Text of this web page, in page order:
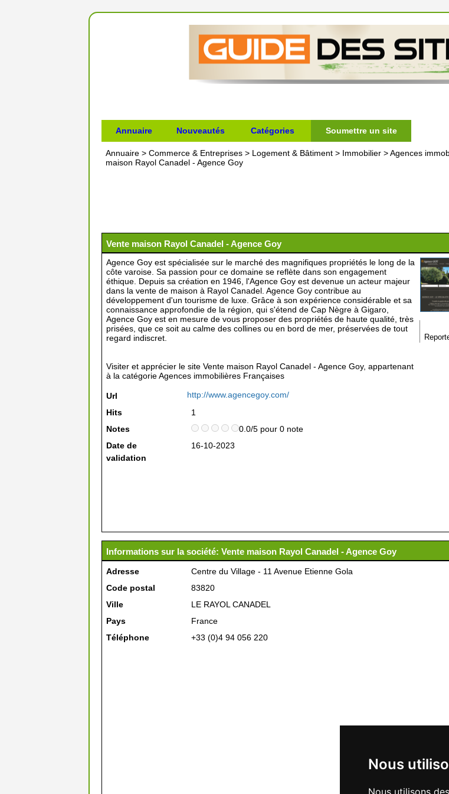
Nous
Nous utilisons
Annuaire Nouveautés Catégories Soumettre un site
Annuaire > Commerce & Entreprises > Logement & Bâtiment > Immobilier >Agences
maison Rayol Canadel - Agence Goy
Vente maison Rayol Canadel - Agence Goy
Agence Goy est spécialisée sur le marché des magnifiques propriétés le long de la
côte varoise. Sa passion pour ce domaine se reflète dans son engagement
éthique. Depuis sa création en 1946, l'Agence Goy est devenue un acteur majeur
dans la vente de maison à Rayol Canadel. Agence Goy contribue au
développement d'un tourisme de luxe. Grâce à son expérience considérable et sa
connaissance approfondie de la région, qui s'étend de Cap Nègre à Gigaro,
Agence Goy est en mesure de vous proposer des propriétés de haute qualité, très
prisées, que ce soit au calme des collines ou en bord de mer, préservées de tout
regard indiscret.
Visiter et apprécier le site Vente maison Rayol Canadel - Agence Goy, appartenant
à la catégorieAgences immobilières Françaises
Url
http://www.agencegoy.com/
Hits
1
Notes
0.0/5 pour 0 note
Date de
validation
16-10-2023
Informations sur la société: Vente maison Rayol Canadel - Agence Goy
Adresse
Centre du Village - 11 Avenue Etienne Gola
Code postal
83820
Ville
LE RAYOL CANADEL
Pays
France
Téléphone
+33 (0)4 94 056 220